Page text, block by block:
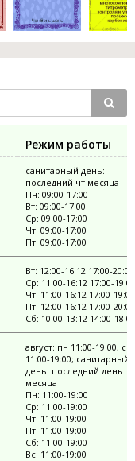
Режим работы
санитарный день:
последний чт месяца
Пн: 09:00-17:00
Вт: 09:00-17:00
Ср: 09:00-17:00
Чт: 09:00-17:00
Пт: 09:00-17:00
Вт: 12:00-16:12 17:00-20:00
Ср: 11:00-16:12 17:00-19:00
Чт: 11:00-16:12 17:00-19:00
Пт: 12:00-16:12 17:00-20:00
Сб: 10:00-13:12 14:00-18:00
август: пн 11:00-19:00,
11:00-19:00; санитарный
день: последний день
месяца
Пн: 11:00-19:00
Ср: 11:00-19:00
Чт: 11:00-19:00
Пт: 11:00-19:00
Сб: 11:00-19:00
Вс: 11:00-19:00